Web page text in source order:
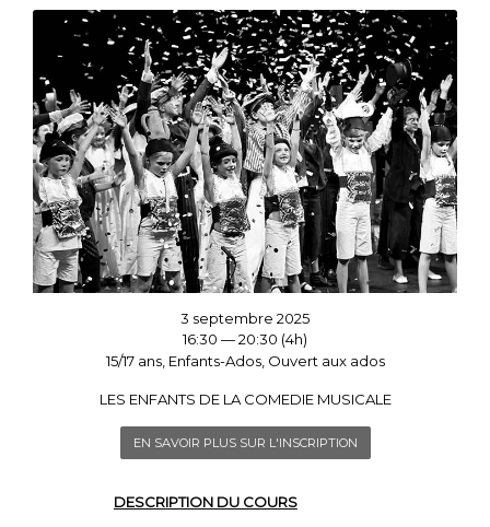
DESCRIPTION DU COURS
3 septembre 2025
16:30 — 20:30 (4h)
15/17 ans, Enfants-Ados, Ouvert aux ados
LES ENFANTS DE LA COMEDIE MUSICALE
EN SAVOIR PLUS SUR L'INSCRIPTION